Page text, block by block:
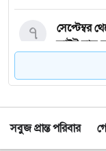
সেপ্টেম্বর
ফ্লাইট চালু
৭
জকিগঞ্জে
৮
যশোরের
সবুজ প্রান্ত পরিবার